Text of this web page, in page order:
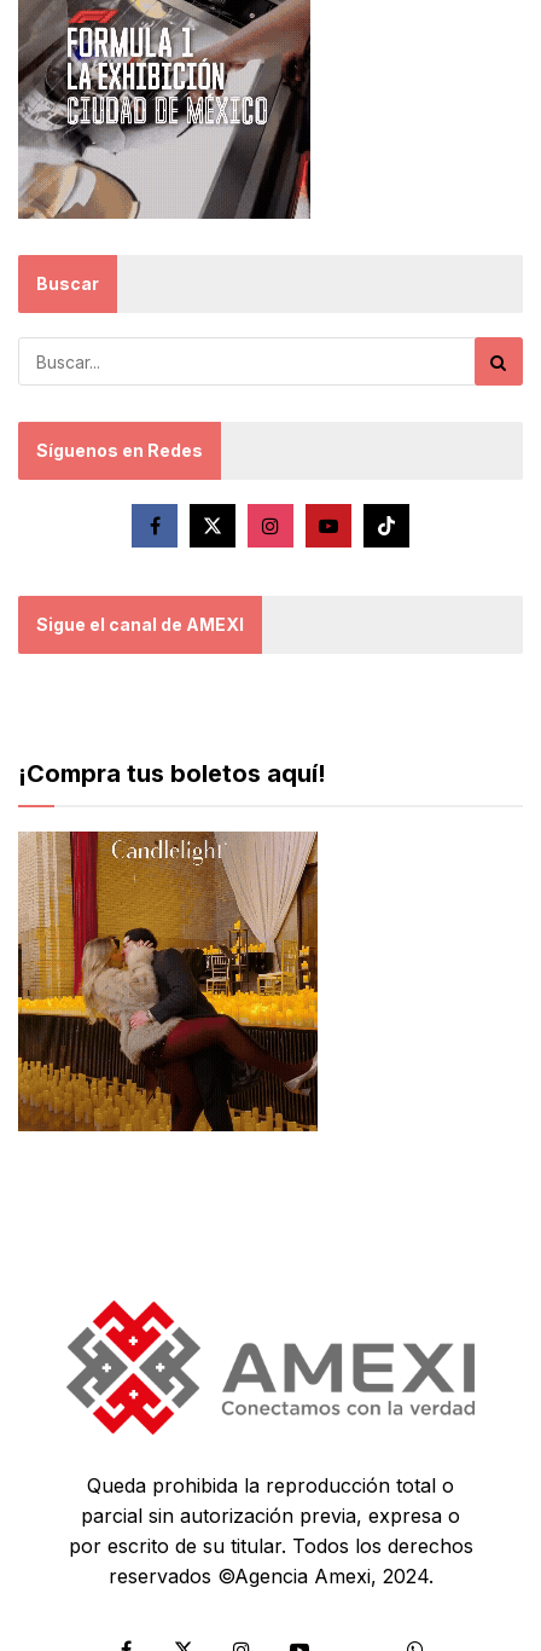
Buscar
Síguenos en Redes
Sigue el canal de AMEXI
¡Compra tus boletos aquí!
Queda prohibida la reproducción total o
parcial sin autorización previa, expresa o
por escrito de su titular. Todos los derechos
reservados ©Agencia Amexi, 2024.